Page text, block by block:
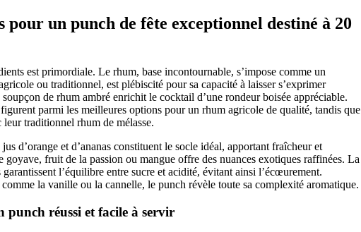
un punch de fête exceptionnel destiné à 20
est primordiale. Le rhum, base incontournable, s’impose comme un
ou traditionnel, est plébiscité pour sa capacité à laisser s’exprimer
de rhum ambré enrichit le cocktail d’une rondeur boisée appréciable.
figurent parmi les meilleures options pour un rhum agricole de qualité, tandis que
traditionnel rhum de mélasse.
d’orange et d’ananas constituent le socle idéal, apportant fraîcheur et
fruit de la passion ou mangue offre des nuances exotiques raffinées. La
l’équilibre entre sucre et acidité, évitant ainsi l’écœurement.
la vanille ou la cannelle, le punch révèle toute sa complexité aromatique.
réussi et facile à servir